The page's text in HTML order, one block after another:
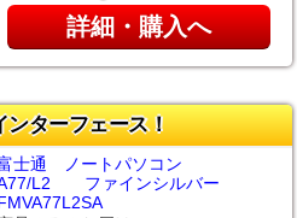
詳細・購入へ
ンターフェース！
士通 ノートパソコン
L2 ファインシルバー